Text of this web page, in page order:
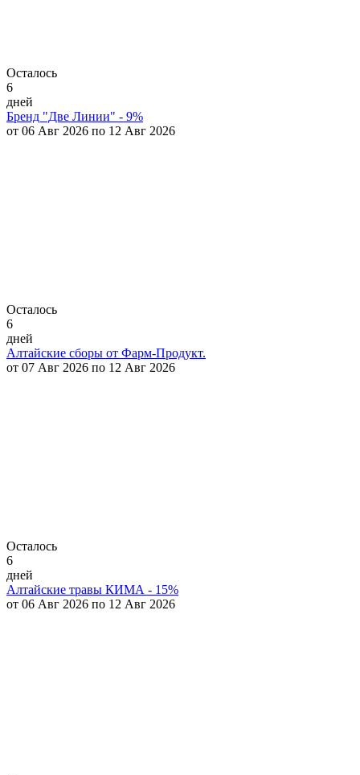
Осталось
6
дней
Бренд "Две Линии" - 9%
от 06 Авг 2026 по 12 Авг 2026
Осталось
6
дней
Алтайские сборы от Фарм-Продукт.
от 07 Авг 2026 по 12 Авг 2026
Осталось
6
дней
Алтайские травы КИМА - 15%
от 06 Авг 2026 по 12 Авг 2026